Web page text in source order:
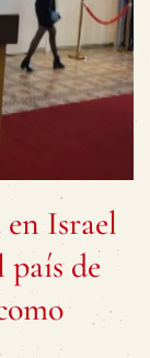
Israel
país de